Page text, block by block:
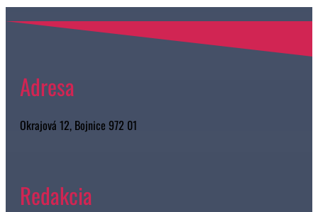
Adresa
Okrajová 12, Bojnice 972 01
Redakcia